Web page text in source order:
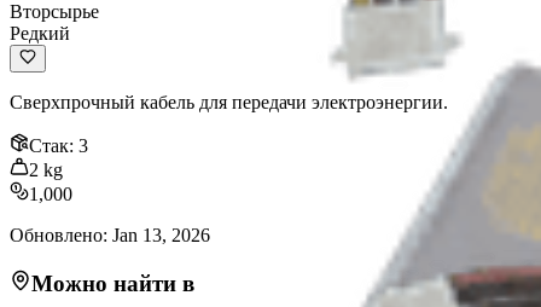
Вторсырье
Редкий
Сверхпрочный кабель для передачи электроэнергии.
Стак: 3
2 kg
1,000
Обновлено: Jan 13, 2026
Можно найти в